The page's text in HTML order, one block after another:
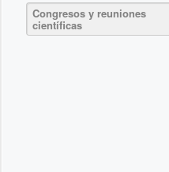
Congresos y reuniones
científicas